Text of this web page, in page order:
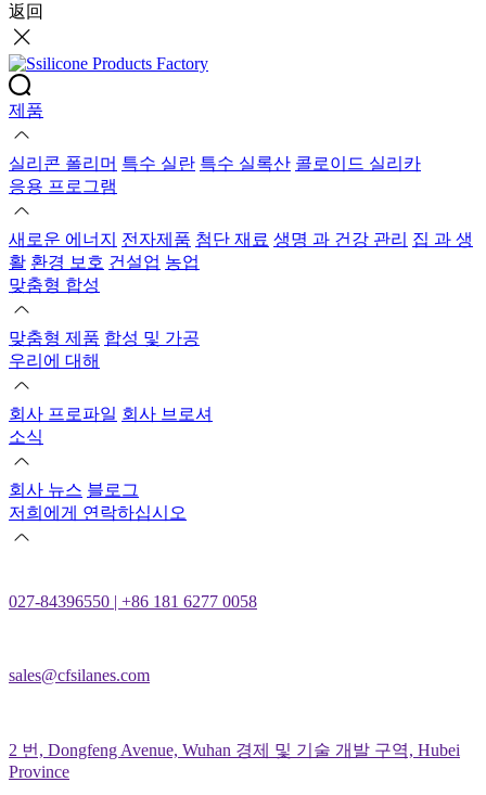
返回
제품
실리콘 폴리머 특수 실란 특수 실록산 콜로이드 실리카
응용 프로그램
새로운 에너지 전자제품 첨단 재료 생명 과 건강 관리 집 과 생
활 환경 보호 건설업 농업
맞춤형 합성
맞춤형 제품 합성 및 가공
우리에 대해
회사 프로파일 회사 브로셔
소식
회사 뉴스 블로그
저희에게 연락하십시오
027-84396550 | +86 181 6277 0058
sales@cfsilanes.com
2 번, Dongfeng Avenue, Wuhan 경제 및 기술 개발 구역, Hubei
Province